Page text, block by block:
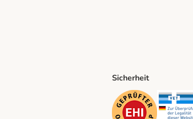
Method
Sicherheit
Security